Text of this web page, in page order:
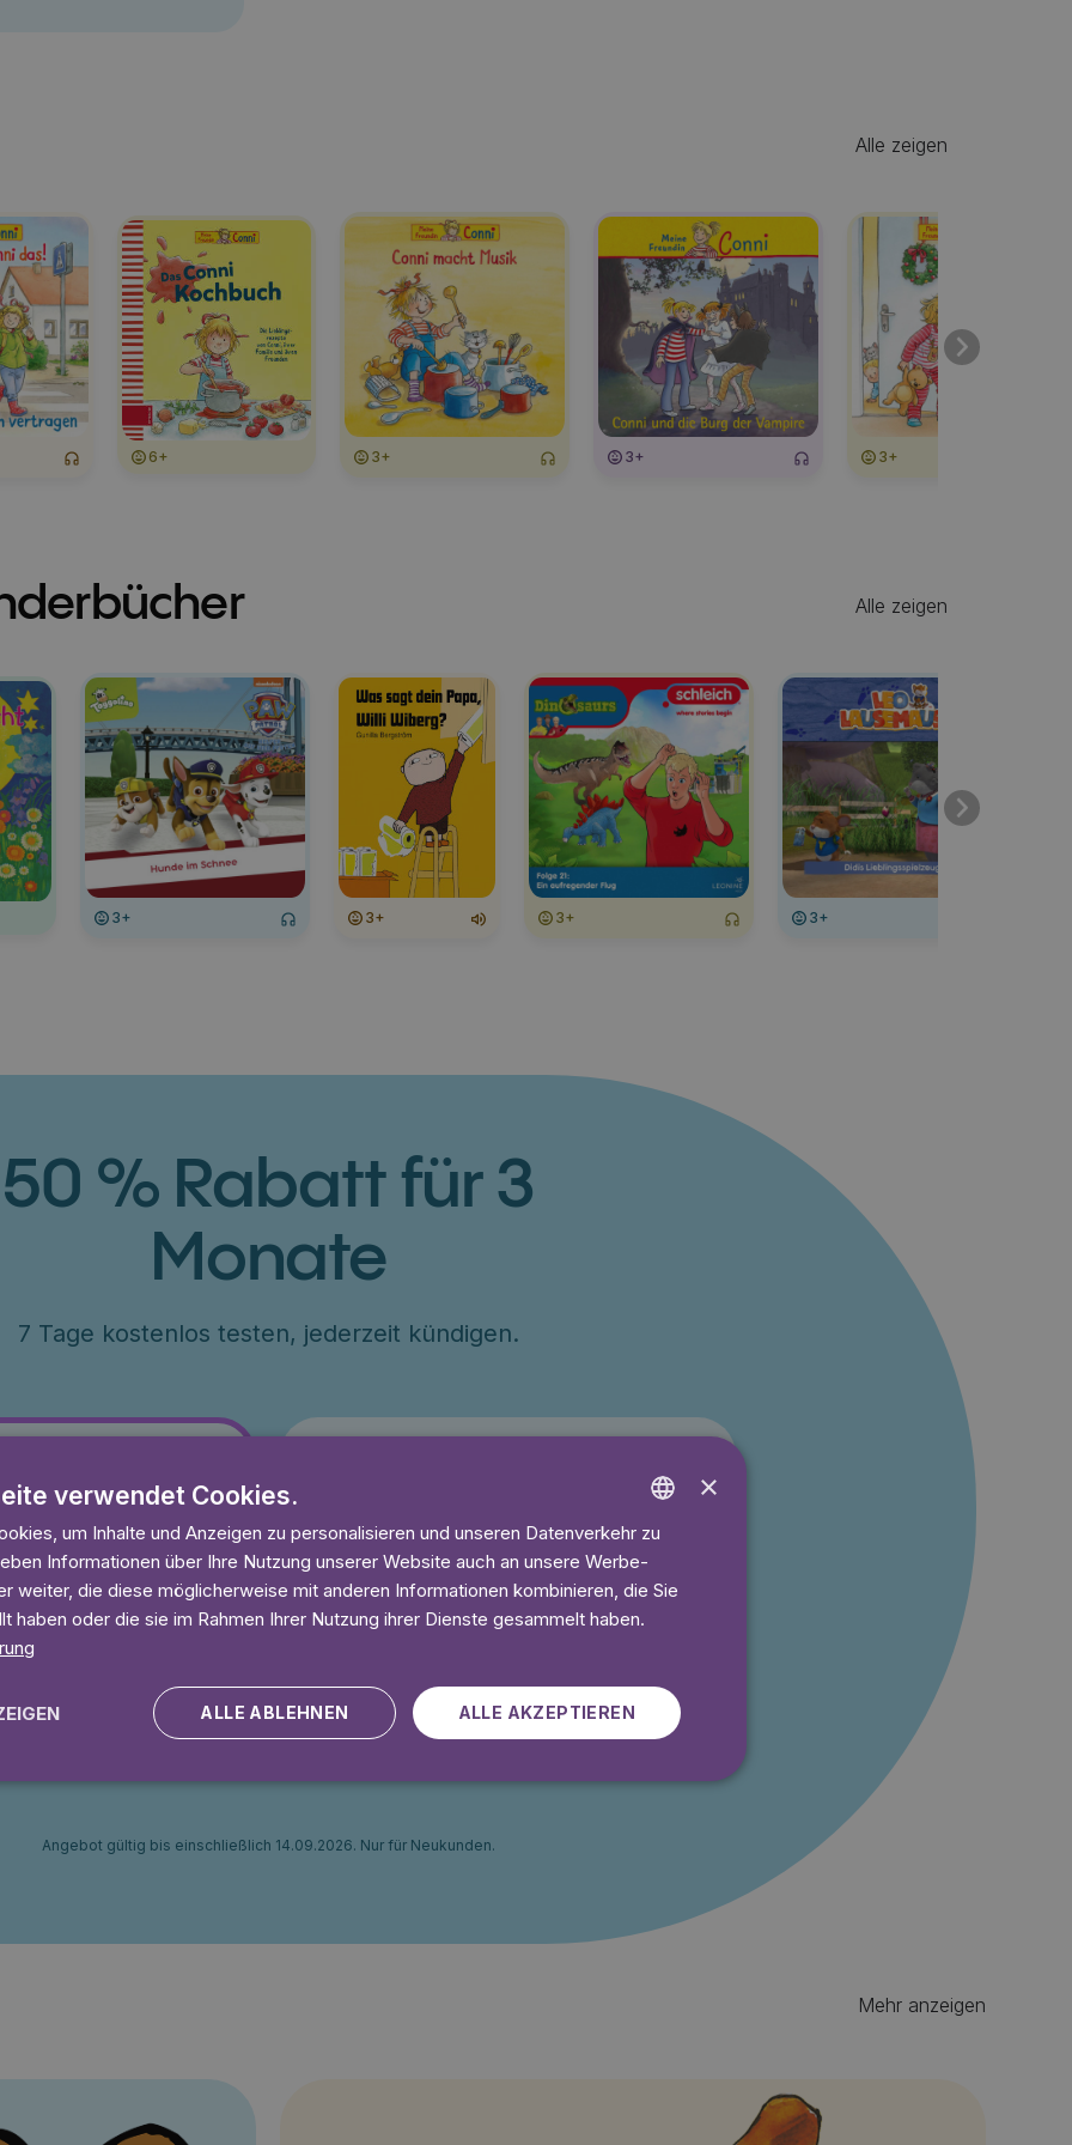
Alle zeigen
6+ 3+ 3+ 3+
Alle zeigen
3+ 3+ 3+ 3+
50 % Rabatt für 3
Monate
7 Tage kostenlos testen, jederzeit kündigen.
50% Rabatt
anhören
gratis
79 €
€79 für ein Jahr, entspricht 6.60€/Monat
7 Tage kostenlos testen
Unbegrenzt lesen und anhören
Lies 7 Tage gratis
Angebot gültig bis einschließlich 14.09.2026. Nur für Neukunden.
Mehr anzeigen
ENGLISH
GERMAN
SWEDISH
×
verwendet Cookies.
um Inhalte und Anzeigen zu personalisieren und unseren Datenverkehr zu
Informationen über Ihre Nutzung unserer Website auch an unsere Werbe-
weiter, die diese möglicherweise mit anderen Informationen kombinieren, die Sie
haben oder die sie im Rahmen Ihrer Nutzung ihrer Dienste gesammelt haben.
ALLE AKZEPTIEREN
ALLE ABLEHNEN